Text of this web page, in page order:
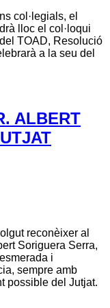
col·legials, el
lloc el col·loqui
TOAD, Resolució
a la seu del
ALBERT
reconèixer al
Soriguera Serra,
i
sempre amb
possible del Jutjat.